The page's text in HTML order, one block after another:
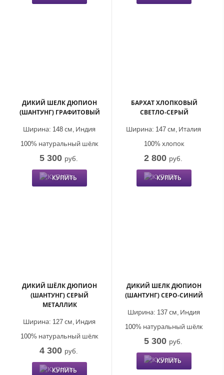
ДИКИЙ ШЕЛК ДЮПИОН
(ШАНТУНГ) ГРАФИТОВЫЙ
Индия
Ширина: 148 см,
100% натуральный шёлк
5 300 руб.
КУПИТЬ
БАРХАТ ХЛОПКОВЫЙ
СВЕТЛО-СЕРЫЙ
Италия
Ширина: 147 см,
100% хлопок
2 800 руб.
КУПИТЬ
ДИКИЙ ШЁЛК ДЮПИОН
(ШАНТУНГ) СЕРЫЙ
МЕТАЛЛИК
Индия
Ширина: 127 см,
100% натуральный шёлк
4 300 руб.
КУПИТЬ
ДИКИЙ ШЕЛК ДЮПИОН
(ШАНТУНГ) СЕРО-СИНИЙ
Индия
Ширина: 137 см,
100% натуральный шёлк
5 300 руб.
КУПИТЬ